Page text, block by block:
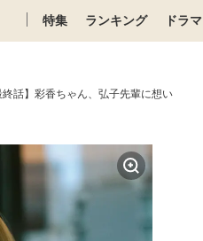
特集 ランキング ドラマ
話】彩香ちゃん、弘子先輩に想い